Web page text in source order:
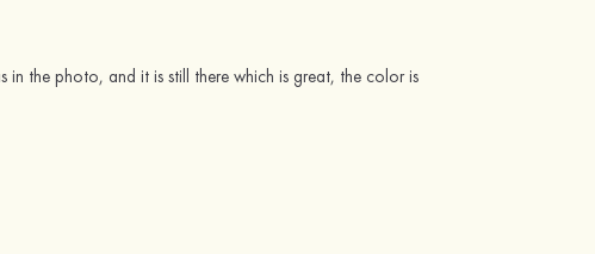
in the photo, and it is still there which is great, the color is